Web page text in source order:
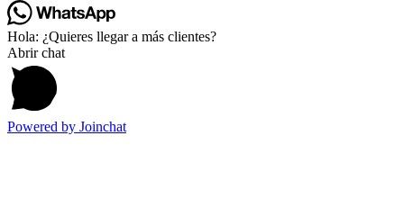
Hola: ¿Quieres llegar a más clientes?
Abrir chat
Powered by Joinchat